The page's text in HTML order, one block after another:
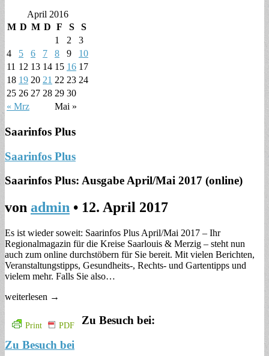
April 2016
M D M D F S S
« Mrz Mai »
1 2
3
4
5 6 7 8 9
10
11 12 13 14 15 16 17
18 19 20 21 22 23 24
25 26 27 28 29 30
Saarinfos Plus
Saarinfos Plus
Saarinfos Plus: Ausgabe April/Mai 2017 (online)
von admin • 12. April 2017
Es ist wieder soweit: Saarinfos Plus April/Mai 2017 – Ihr
Regionalmagazin für die Kreise Saarlouis & Merzig – steht nun
auch zum online durchstöbern für Sie bereit. Mit vielen Berichten,
Veranstaltungstipps, Gesundheits-, Rechts- und Gartentipps und
vielem mehr. Falls Sie also…
weiterlesen →
Print PDF
Zu Besuch bei:
Zu Besuch bei